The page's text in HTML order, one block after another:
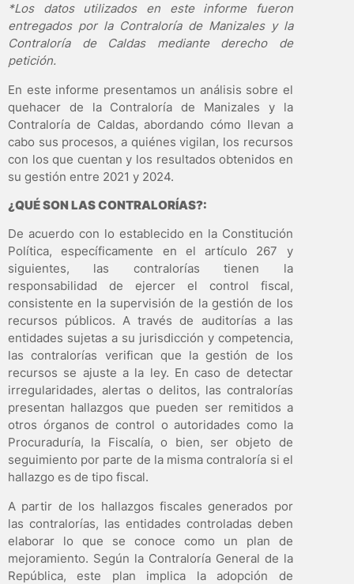
*Los datos utilizados en este informe fueron
entregados por la Contraloría de Manizales y la
Contraloría de Caldas mediante derecho de
petición.
En este informe presentamos un análisis sobre el
quehacer de la Contraloría de Manizales y la
Contraloría de Caldas, abordando cómo llevan a
cabo sus procesos, a quiénes vigilan, los recursos
con los que cuentan y los resultados obtenidos en
su gestión entre 2021 y 2024.
¿QUÉ SON LAS CONTRALORÍAS?:
De acuerdo con lo establecido en la Constitución
Política, específicamente en el artículo 267 y
siguientes, las contralorías tienen la
responsabilidad de ejercer el control fiscal,
consistente en la supervisión de la gestión de los
recursos públicos. A través de auditorías a las
entidades sujetas a su jurisdicción y competencia,
las contralorías verifican que la gestión de los
recursos se ajuste a la ley. En caso de detectar
irregularidades, alertas o delitos, las contralorías
presentan hallazgos que pueden ser remitidos a
otros órganos de control o autoridades como la
Procuraduría, la Fiscalía, o bien, ser objeto de
seguimiento por parte de la misma contraloría si el
hallazgo es de tipo fiscal.
A partir de los hallazgos fiscales generados por
las contralorías, las entidades controladas deben
elaborar lo que se conoce como un plan de
mejoramiento. Según la Contraloría General de la
República, este plan implica la adopción de